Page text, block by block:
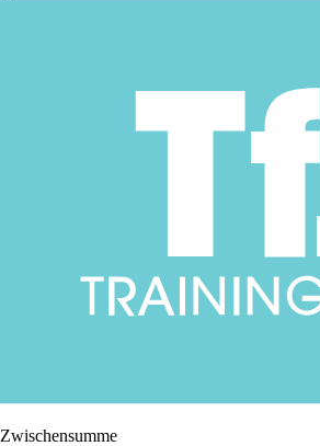
Zwischensumme